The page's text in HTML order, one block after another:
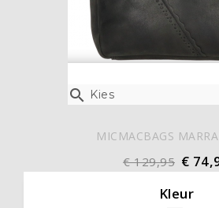
 Kies
MICMACBAGS
€ 129,95 €
Kleur